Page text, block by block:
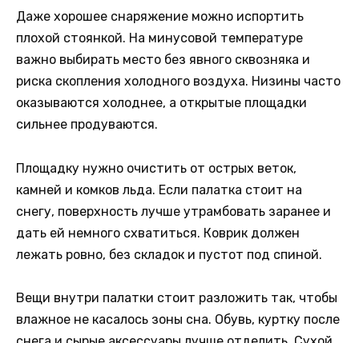
Даже хорошее снаряжение можно испортить
плохой стоянкой. На минусовой температуре
важно выбирать место без явного сквозняка и
риска скопления холодного воздуха. Низины часто
оказываются холоднее, а открытые площадки
сильнее продуваются.
Площадку нужно очистить от острых веток,
камней и комков льда. Если палатка стоит на
снегу, поверхность лучше утрамбовать заранее и
дать ей немного схватиться. Коврик должен
лежать ровно, без складок и пустот под спиной.
Вещи внутри палатки стоит разложить так, чтобы
влажное не касалось зоны сна. Обувь, куртку после